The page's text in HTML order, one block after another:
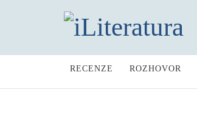
RECENZE ROZHOVOR